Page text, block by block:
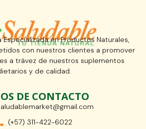
Especializada en Productos Naturales,
con nuestros clientes a promover
a trávez de nuestros suplementos
y de calidad.
DE CONTACTO
(+57) 311-422-6022